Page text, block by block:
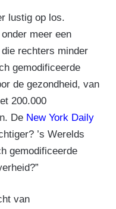
lustig op los.
meer een
rechters minder
gemodificeerde
de gezondheid, van
200.000
De New York Daily
’s Werelds
gemodificeerde